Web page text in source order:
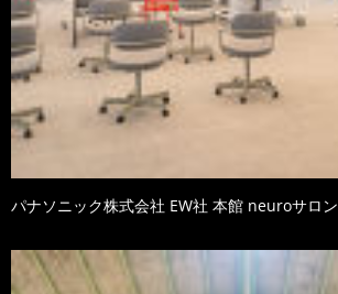
パナソニック株式会社 EW社 本館 neuroサロン